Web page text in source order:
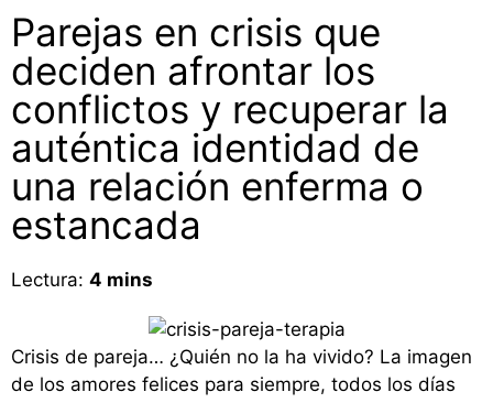
Parejas en crisis que
deciden afrontar los
conflictos y recuperar la
auténtica identidad de
una relación enferma o
estancada
Lectura: 4 mins
Crisis de pareja… ¿Quién no la ha vivido? La imagen
de los amores felices para siempre, todos los días